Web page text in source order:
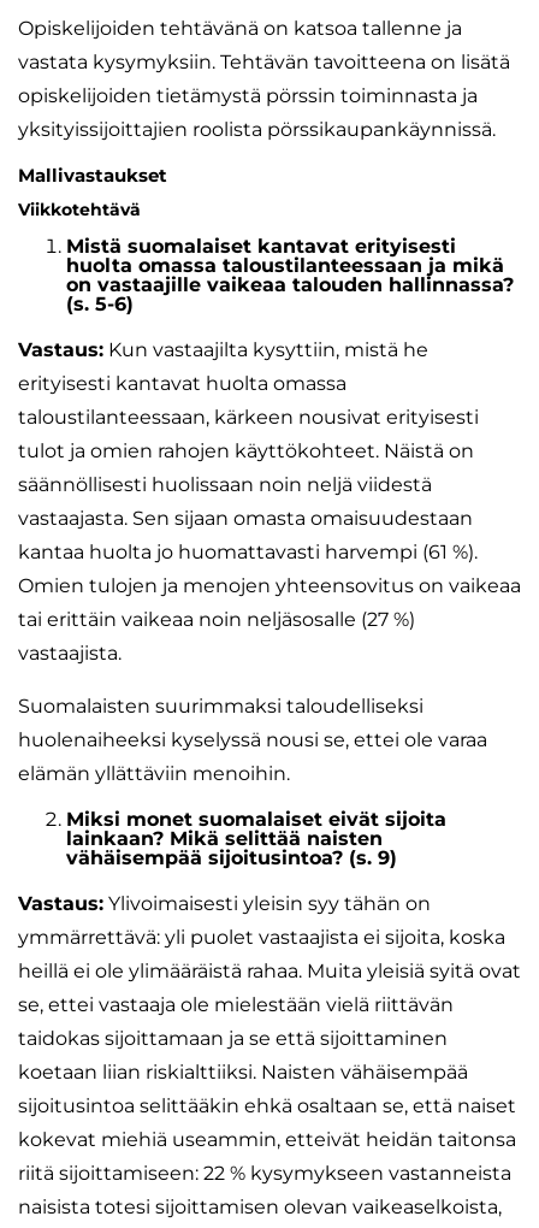
Opiskelijoiden tehtävänä on katsoa tallenne ja
vastata kysymyksiin. Tehtävän tavoitteena on lisätä
opiskelijoiden tietämystä pörssin toiminnasta ja
yksityissijoittajien roolista pörssikaupankäynnissä.
Mallivastaukset
Viikkotehtävä
Mistä suomalaiset kantavat erityisesti
huolta omassa taloustilanteessaan ja mikä
on vastaajille vaikeaa talouden hallinnassa?
(s. 5-6)
Vastaus: Kun vastaajilta kysyttiin, mistä he
erityisesti kantavat huolta omassa
taloustilanteessaan, kärkeen nousivat erityisesti
tulot ja omien rahojen käyttökohteet. Näistä on
säännöllisesti huolissaan noin neljä viidestä
vastaajasta. Sen sijaan omasta omaisuudestaan
kantaa huolta jo huomattavasti harvempi (61 %).
Omien tulojen ja menojen yhteensovitus on vaikeaa
tai erittäin vaikeaa noin neljäsosalle (27 %)
vastaajista.
Suomalaisten suurimmaksi taloudelliseksi
huolenaiheeksi kyselyssä nousi se, ettei ole varaa
elämän yllättäviin menoihin.
Miksi monet suomalaiset eivät sijoita
lainkaan? Mikä selittää naisten
vähäisempää sijoitusintoa? (s. 9)
Vastaus: Ylivoimaisesti yleisin syy tähän on
ymmärrettävä: yli puolet vastaajista ei sijoita, koska
heillä ei ole ylimääräistä rahaa. Muita yleisiä syitä ovat
se, ettei vastaaja ole mielestään vielä riittävän
taidokas sijoittamaan ja se että sijoittaminen
koetaan liian riskialttiiksi. Naisten vähäisempää
sijoitusintoa selittääkin ehkä osaltaan se, että naiset
kokevat miehiä useammin, etteivät heidän taitonsa
riitä sijoittamiseen: 22 % kysymykseen vastanneista
naisista totesi sijoittamisen olevan vaikeaselkoista,